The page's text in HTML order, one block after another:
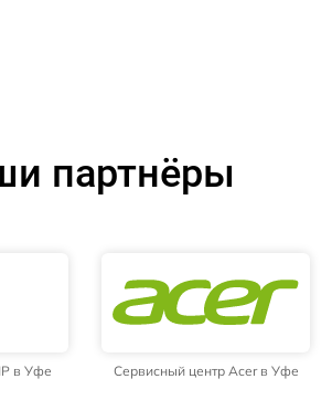
партнёры
в Уфе Сервисный центр Acer в Уфе